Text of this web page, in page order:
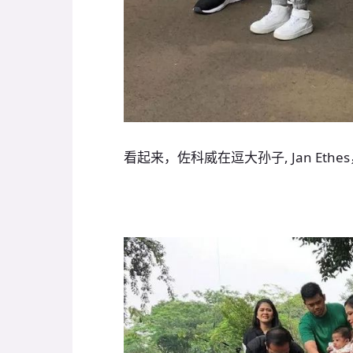
看起来，佐科威在逗大孙子, Jan